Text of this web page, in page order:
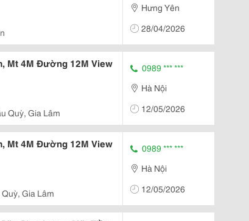
Hưng Yên
28/04/2026
Mt 4M Đường 12M View
Quỳ, Gia Lâm
0989 *** ***
Hà Nội
12/05/2026
Mt 4M Đường 12M View
Gia Lâm
0989 *** ***
Hà Nội
12/05/2026